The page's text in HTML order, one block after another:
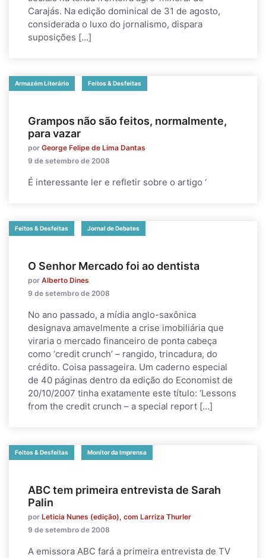
Carajás. Na edição dominical de 31 de agosto,
considerada o luxo do jornalismo, dispara
suposições […]
Armazém Literário Feitos & Desfeitas
Grampos não são feitos, normalmente,
para vazar
por George Felipe de Lima Dantas
9 de setembro de 2008
É interessante ler e refletir sobre o artigo ‘
Feitos & Desfeitas Jornal de Debates
O Senhor Mercado foi ao dentista
por Alberto Dines
9 de setembro de 2008
No ano passado, a mídia anglo-saxônica
designava amavelmente a crise imobiliária que
viraria o mercado financeiro de ponta cabeça
como ‘credit crunch’ – rangido, trincadura, do
crédito. Coisa passageira. Um caderno especial
de 40 páginas dentro da edição do Economist de
20/10/2007 tinha exatamente este título: ‘Lessons
from the credit crunch – a special report […]
Feitos & Desfeitas Monitor da Imprensa
ABC tem primeira entrevista de Sarah
Palin
por Leticia Nunes (edição), com Larriza Thurler
9 de setembro de 2008
A emissora ABC fará a primeira entrevista de TV